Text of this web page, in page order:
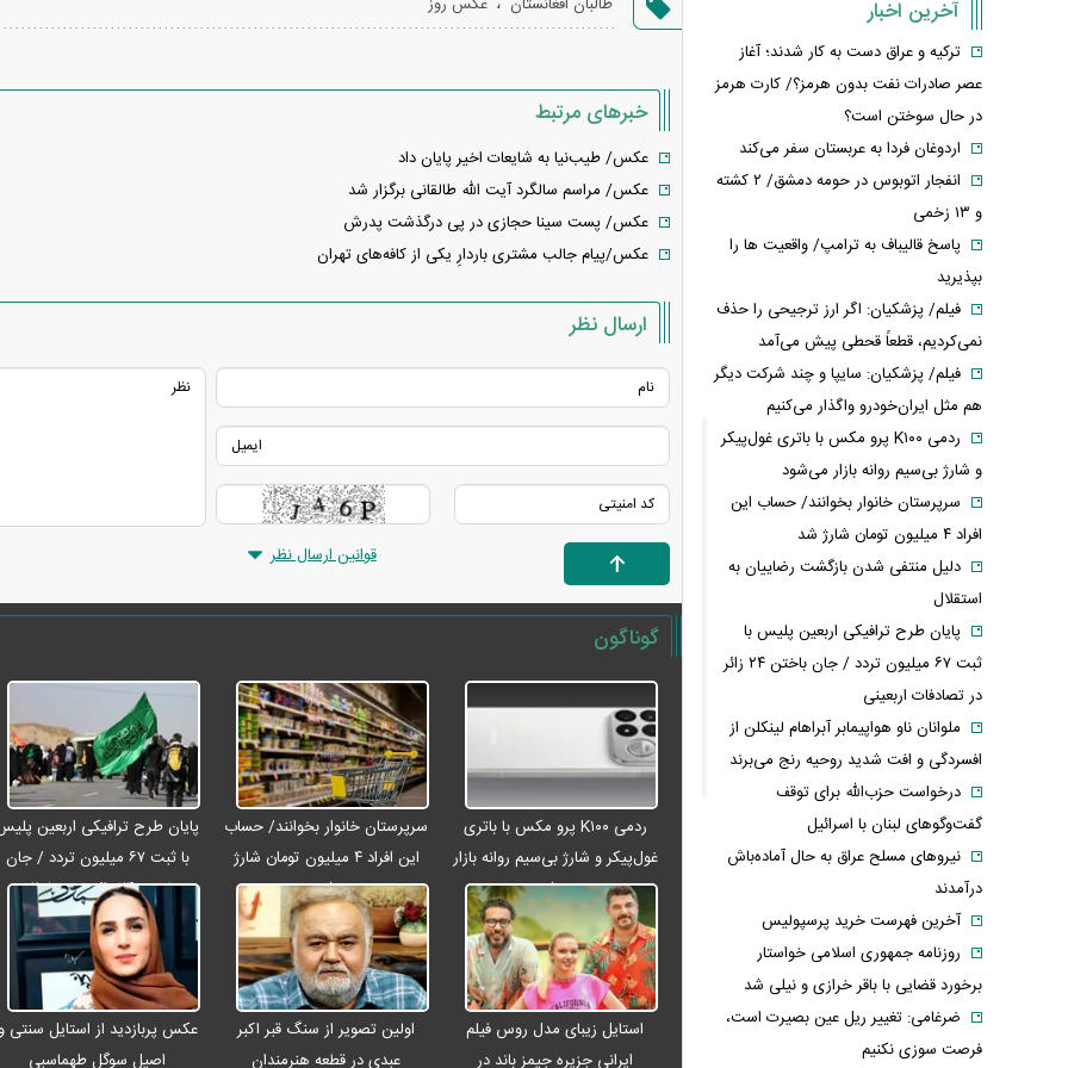
خبرهای مرتبط
عکس/ طیب‌نیا به شایعات اخیر پایان داد
عکس/ مراسم سالگرد آیت الله طالقانی برگزار شد
عکس/ پست سینا حجازی در پی درگذشت پدرش
عکس/پیام جالب مشتری باردارِ یکی از کافه‌های تهران
ارسال نظر
قوانین ارسال نظر
گوناگون
ردمی K۱۰۰ پرو مکس با باتری
غول‌پیکر و شارژ بی‌سیم روانه بازار
می‌شود
سرپرستان خانوار بخوانند/ حساب
این افراد ۴ میلیون تومان شارژ
شد
پایان طرح ترافیکی اربعین
با ثبت ۶۷ میلیون تردد / جان
باختن ۲۴ زائر در تصادفات
اربعینی
استایل زیبای مدل روس فیلم
ایرانی جزیره جیمز باند در
اولین تصویر از سنگ قبر اکبر
عبدی در قطعه هنرمندان
عکس پربازدید از استایل سنتی
اصیل سوگل طهماسبی
آخرین اخبار
ترکیه و عراق دست به کار شدند؛ آغاز
عصر صادرات نفت بدون هرمز؟/ کارت هرمز
در حال سوختن است؟
اردوغان فردا به عربستان سفر می‌کند
انفجار اتوبوس در حومه دمشق/ ۲ کشته
و ۱۳ زخمی
پاسخ قالیباف به ترامپ/ واقعیت ها را
بپذیرید
فیلم/ پزشکیان: اگر ارز ترجیحی را حذف
نمی‌کردیم، قطعاً قحطی پیش می‌آمد
فیلم/ پزشکیان: سایپا و چند شرکت دیگر
هم مثل ایران‌خودرو واگذار می‌کنیم
ردمی K۱۰۰ پرو مکس با باتری غول‌پیکر
و شارژ بی‌سیم روانه بازار می‌شود
سرپرستان خانوار بخوانند/ حساب این
افراد ۴ میلیون تومان شارژ شد
دلیل منتفی شدن بازگشت رضاییان به
استقلال
پایان طرح ترافیکی اربعین پلیس با
ثبت ۶۷ میلیون تردد / جان باختن ۲۴ زائر
در تصادفات اربعینی
ملوانان ناو هواپیمابر آبراهام لینکلن از
افسردگی و افت شدید روحیه رنج می‌برند
درخواست حزب‌الله برای توقف
گفت‌وگوهای لبنان با اسرائیل
نیروهای مسلح عراق به حال آماده‌باش
درآمدند
آخرین فهرست خرید پرسپولیس
روزنامه جمهوری اسلامی خواستار
برخورد قضایی با باقر خرازی و نیلی شد
ضرغامی: تغییر ریل عین بصیرت است،
فرصت سوزی نکنیم